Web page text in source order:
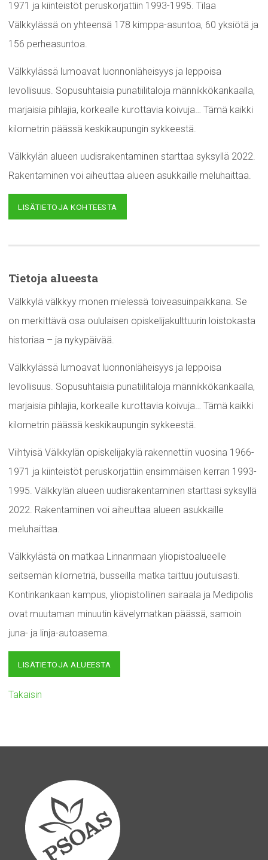
1971 ja kiinteistöt peruskorjattiin 1993-1995. Tilaa
Välkkylässä on yhteensä 178 kimppa-asuntoa, 60 yksiötä ja
156 perheasuntoa.
Välkkylässä lumoavat luonnonläheisyys ja leppoisa
levollisuus. Sopusuhtaisia punatiilitaloja männikkökankaalla,
marjaisia pihlajia, korkealle kurottavia koivuja… Tämä kaikki
kilometrin päässä keskikaupungin sykkeestä.
Välkkylän alueen uudisrakentaminen starttaa syksyllä 2022.
Rakentaminen voi aiheuttaa alueen asukkaille meluhaittaa.
LISÄTIETOJA KOHTEESTA
Tietoja alueesta
Välkkylä välkkyy monen mielessä toiveasuinpaikkana. Se
on merkittävä osa oululaisen opiskelijakulttuurin loistokasta
historiaa – ja nykypäivää.
Välkkylässä lumoavat luonnonläheisyys ja leppoisa
levollisuus. Sopusuhtaisia punatiilitaloja männikkökankaalla,
marjaisia pihlajia, korkealle kurottavia koivuja… Tämä kaikki
kilometrin päässä keskikaupungin sykkeestä.
Viihtyisä Välkkylän opiskelijakylä rakennettiin vuosina 1966-
1971 ja kiinteistöt peruskorjattiin ensimmäisen kerran 1993-
1995. Välkkylän alueen uudisrakentaminen starttasi syksyllä
2022. Rakentaminen voi aiheuttaa alueen asukkaille
meluhaittaa.
Välkkylästä on matkaa Linnanmaan yliopistoalueelle
seitsemän kilometriä, busseilla matka taittuu joutuisasti.
Kontinkankaan kampus, yliopistollinen sairaala ja Medipolis
ovat muutaman minuutin kävelymatkan päässä, samoin
juna- ja linja-autoasema.
LISÄTIETOJA ALUEESTA
Takaisin